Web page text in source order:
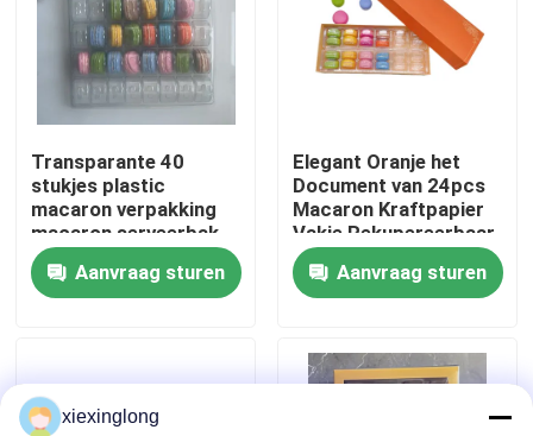
Fabriekstocht
Kwaliteitscontrole
Neem contact met ons op
Nieuws
EPS EPP-schuim
Transparante 40
stukjes plastic
macaron verpakking
macaron serveerbak
Aanvraag sturen
Elegant Oranje het
Document van 24pcs
Macaron Kraftpapier
Vakje Rekupereerbaar
met Plastic Binnen
Aanvraag sturen
xiexinglong